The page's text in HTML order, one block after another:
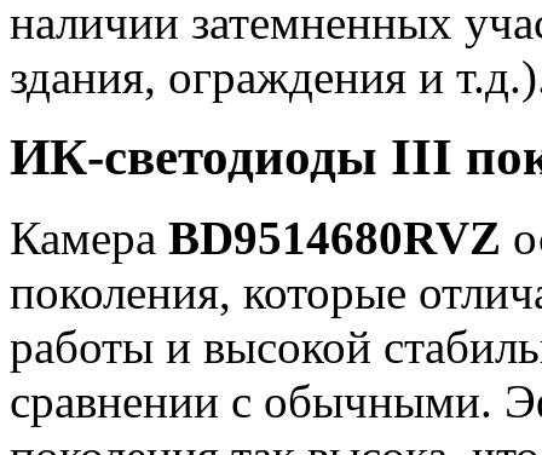
наличии затемненных
здания, ограждения и
ИК-светодиоды III
Камера BD9514680RVZ
поколения, которые
работы и высокой
сравнении с обычными.